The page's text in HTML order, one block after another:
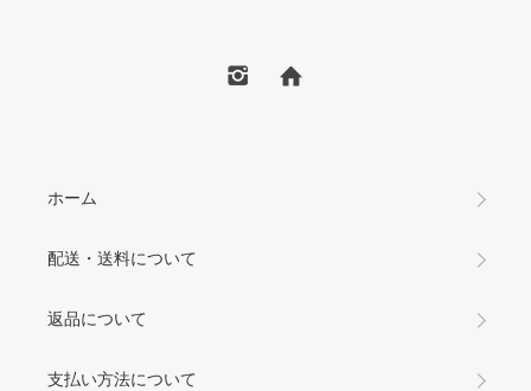
ホーム
配送・送料について
返品について
支払い方法について